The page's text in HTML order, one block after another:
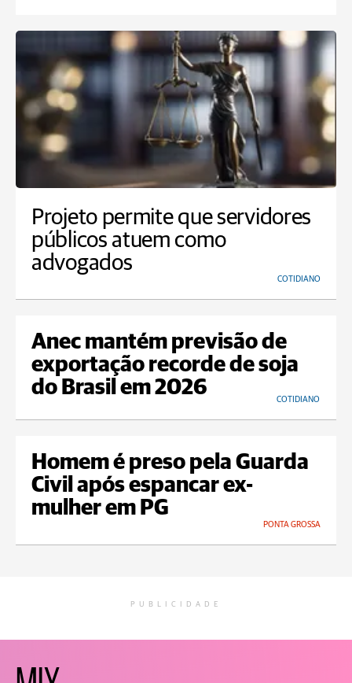
Projeto permite que servidores
públicos atuem como
advogados
COTIDIANO
Anec mantém previsão de
exportação recorde de soja
do Brasil em 2026
COTIDIANO
Homem é preso pela Guarda
Civil após espancar ex-
mulher em PG
PONTA GROSSA
PUBLICIDADE